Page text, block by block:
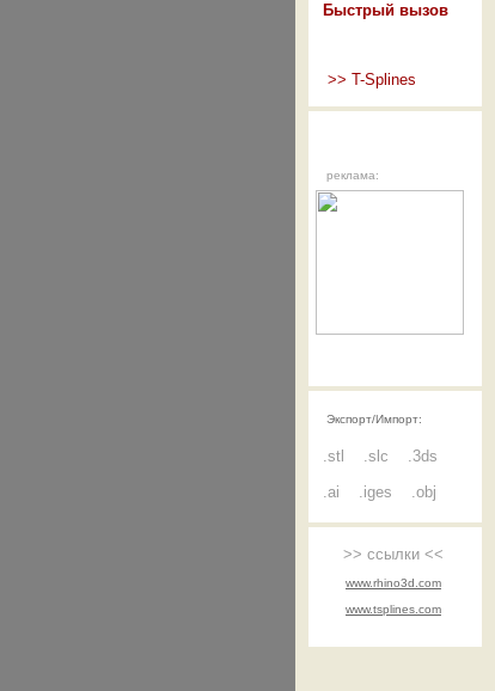
Быстрый вызов
>> T-Splines
реклама:
Экспорт/Импорт:
.stl .slc
.3ds
.ai
.iges .obj
>> ссылки <<
www.rhino3d.com
www.tsplines.com